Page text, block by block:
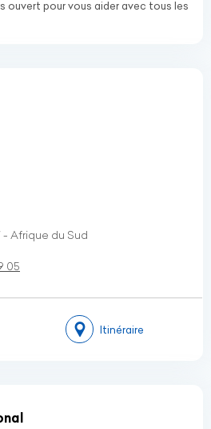
ouvert pour vous aider avec tous les
- Afrique du Sud
05
Itinéraire